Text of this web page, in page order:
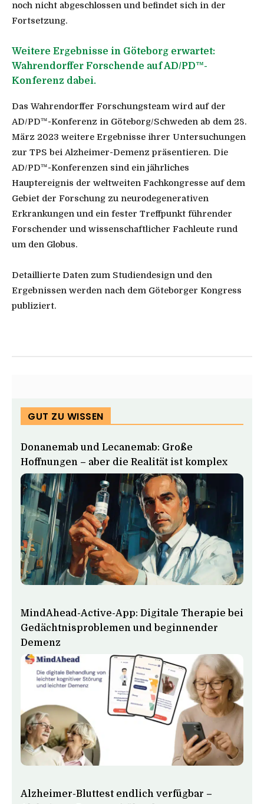
noch nicht abgeschlossen und befindet sich in der
Fortsetzung.
Weitere Ergebnisse in Göteborg erwartet:
Wahrendorffer Forschende auf AD/PD™-
Konferenz dabei.
Das Wahrendorffer Forschungsteam wird auf der
AD/PD™-Konferenz in Göteborg/Schweden ab dem 28.
März 2023 weitere Ergebnisse ihrer Untersuchungen
zur TPS bei Alzheimer-Demenz präsentieren. Die
AD/PD™-Konferenzen sind ein jährliches
Hauptereignis der weltweiten Fachkongresse auf dem
Gebiet der Forschung zu neurodegenerativen
Erkrankungen und ein fester Treffpunkt führender
Forschender und wissenschaftlicher Fachleute rund
um den Globus.
Detaillierte Daten zum Studiendesign und den
Ergebnissen werden nach dem Göteborger Kongress
publiziert.
GUT ZU WISSEN
Donanemab und Lecanemab: Große
Hoffnungen – aber die Realität ist komplex
MindAhead-Active-App: Digitale Therapie bei
Gedächtnisproblemen und beginnender
Demenz
Alzheimer-Bluttest endlich verfügbar –